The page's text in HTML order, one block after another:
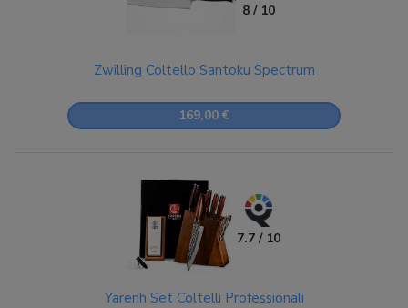
8 / 10
Zwilling Coltello Santoku Spectrum
169,00 €
7.7 / 10
Yarenh Set Coltelli Professionali